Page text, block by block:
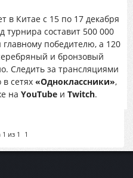
в Китае с 15 по 17 декабря
турнира составит 500 000
победителю, а 120
и бронзовый
Следить за трансляциями
сетях «Одноклассники»,
на YouTubeи Twitch.
1 из 1 1